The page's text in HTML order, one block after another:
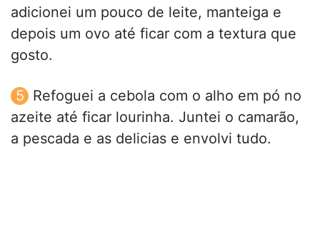
adicionei um pouco de leite, manteiga e
depois um ovo até ficar com a textura que
gosto.
Refoguei a cebola com o alho em pó no
azeite até ficar lourinha. Juntei o camarão,
a pescada e as delicias e envolvi tudo.